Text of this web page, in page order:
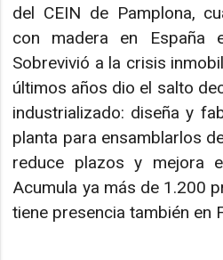
del CEIN de Pamplona,
con madera en España
Sobrevivió a la crisis
últimos años dio el salto
industrializado: diseña y
planta para ensamblarlos
reduce plazos y mejora
Acumula ya más de 1.200
tiene presencia también en